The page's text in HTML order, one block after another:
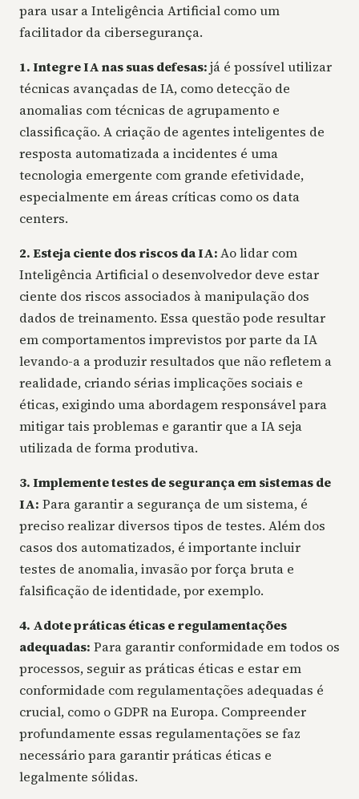
para usar a Inteligência Artificial como um
facilitador da cibersegurança.
1. Integre IA nas suas defesas:já é possível utilizar
técnicas avançadas de IA, como detecção de
anomalias com técnicas de agrupamento e
classificação. A criação de agentes inteligentes de
resposta automatizada a incidentes é uma
tecnologia emergente com grande efetividade,
especialmente em áreas críticas como os data
centers.
2. Esteja ciente dos riscos da IA:Ao lidar com
Inteligência Artificial o desenvolvedor deve estar
ciente dos riscos associados à manipulação dos
dados de treinamento. Essa questão pode resultar
em comportamentos imprevistos por parte da IA
levando-a a produzir resultados que não refletem a
realidade, criando sérias implicações sociais e
éticas, exigindo uma abordagem responsável para
mitigar tais problemas e garantir que a IA seja
utilizada de forma produtiva.
3. Implemente testes de segurança em sistemas de
IA: Para garantir a segurança de um sistema, é
preciso realizar diversos tipos de testes. Além dos
casos dos automatizados, é importante incluir
testes de anomalia, invasão por força bruta e
falsificação de identidade, por exemplo.
4. Adote práticas éticas e regulamentações
adequadas: Para garantir conformidade em todos os
processos, seguir as práticas éticas e estar em
conformidade com regulamentações adequadas é
crucial, como o GDPR na Europa. Compreender
profundamente essas regulamentações se faz
necessário para garantir práticas éticas e
legalmente sólidas.